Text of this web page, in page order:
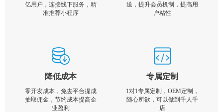
亿用户，连接线下服务，精
准推荐小程序
送，提升会员机制，提高用
户粘性
降低成本
零开发成本，免去平台提成
抽取佣金，节约成本提高企
业盈利
专属定制
1对1专属定制，OEM定制，
随心所欲，可以做到千人千
店